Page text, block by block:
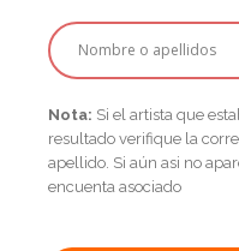
Nota: Si el artista que
resultado verifique la
apellido. Si aún asi no
encuenta asociado